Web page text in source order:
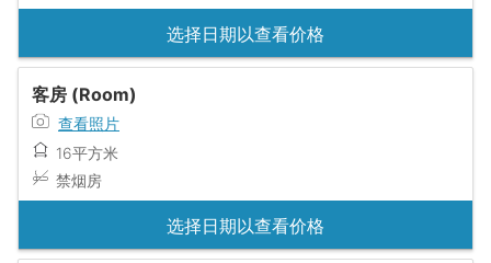
选择日期以查看价格
客房 (Room)
查看照片
16平方米
禁烟房
选择日期以查看价格